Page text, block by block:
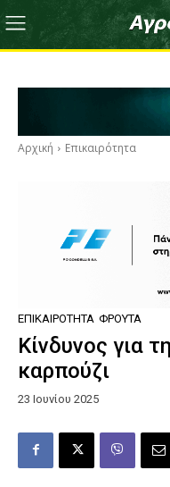
Αρχική Επικαιρότητα
ΕΠΙΚΑΙΡΌΤΗΤΑ ΦΡΟΎΤΑ
Κίνδυνος για
καρπούζι
23 Ιουνίου 2025